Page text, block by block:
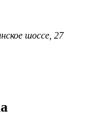
шоссе, 27